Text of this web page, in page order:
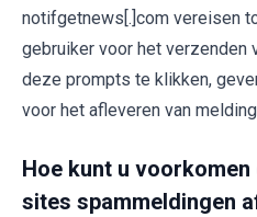
notifgetnews[.]com vereisen
gebruiker voor het verzenden
deze prompts te klikken,
voor het afleveren van
Hoe kunt u
sites spammeldingen